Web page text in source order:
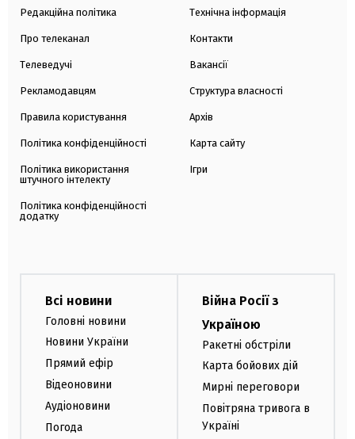
Редакційна політика
Про телеканал
Телеведучі
Рекламодавцям
Правила користування
Політика конфіденційності
Політика використання
штучного інтелекту
Політика конфіденційності
додатку
Технічна інформація
Контакти
Вакансії
Структура власності
Архів
Карта сайту
Ігри
Всі новини
Головні новини
Новини України
Прямий ефір
Відеоновини
Аудіоновини
Погода
Війна Росії з
Україною
Ракетні обстріли
Карта бойових дій
Мирні переговори
Повітряна тривога в
Україні